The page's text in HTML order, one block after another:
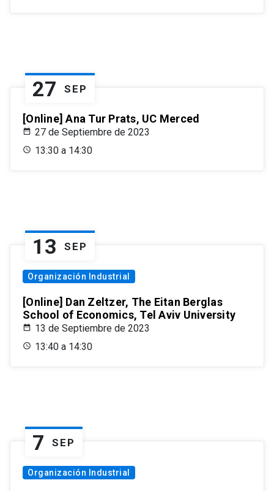
27 SEP
[Online] Ana Tur Prats, UC Merced
27 de Septiembre de 2023
13:30 a 14:30
13 SEP
Organización Industrial
[Online] Dan Zeltzer, The Eitan Berglas
School of Economics, Tel Aviv University
13 de Septiembre de 2023
13:40 a 14:30
7 SEP
Organización Industrial